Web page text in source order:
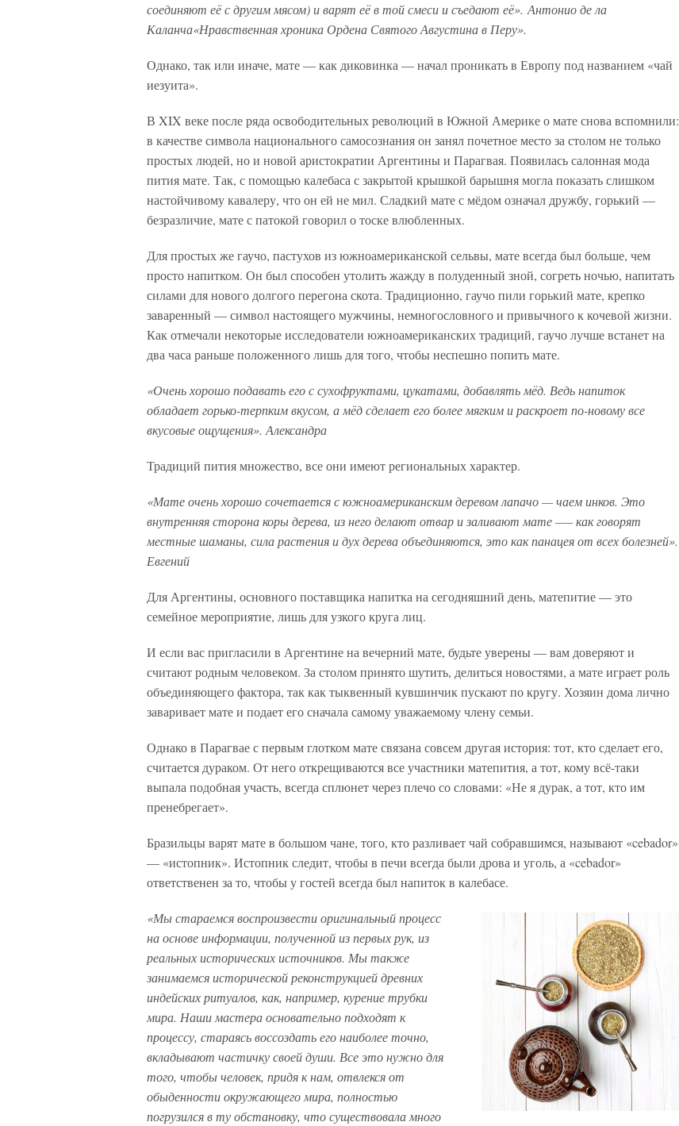
соединяют её с другим мясом) и варят её в той смеси и съедают её».Антонио де ла
Каланча«Нравственная хроника Ордена Святого Августина в Перу».
Однако, так или иначе, мате — как диковинка — начал проникать в Европу под названием «чай
иезуита».
В XIX веке после ряда освободительных революций в Южной Америке о мате снова вспомнили:
в качестве символа национального самосознания он занял почетное место за столом не только
простых людей, но и новой аристократии Аргентины и Парагвая. Появилась салонная мода
пития мате. Так, с помощью калебаса с закрытой крышкой барышня могла показать слишком
настойчивому кавалеру, что он ей не мил. Сладкий мате с мёдом означал дружбу, горький —
безразличие, мате с патокой говорил о тоске влюбленных.
Для простых же гаучо, пастухов из южноамериканской сельвы, мате всегда был больше, чем
просто напитком. Он был способен утолить жажду в полуденный зной, согреть ночью, напитать
силами для нового долгого перегона скота. Традиционно, гаучо пили горький мате, крепко
заваренный — символ настоящего мужчины, немногословного и привычного к кочевой жизни.
Как отмечали некоторые исследователи южноамериканских традиций, гаучо лучше встанет на
два часа раньше положенного лишь для того, чтобы неспешно попить мате.
«Очень хорошо подавать его с сухофруктами, цукатами, добавлять мёд. Ведь напиток
обладает горько-терпким вкусом, а мёд сделает его более мягким и раскроет по-новому все
вкусовые ощущения». Александра
Традиций пития множество, все они имеют региональных характер.
«Мате очень хорошо сочетается с южноамериканским деревом лапачо — чаем инков. Это
внутренняя сторона коры дерева, из него делают отвар и заливают мате –— как говорят
местные шаманы, сила растения и дух дерева объединяются, это как панацея от всех болезней».
Евгений
Для Аргентины, основного поставщика напитка на сегодняшний день, матепитие — это
семейное мероприятие, лишь для узкого круга лиц.
И если вас пригласили в Аргентине на вечерний мате, будьте уверены — вам доверяют и
считают родным человеком. За столом принято шутить, делиться новостями, а мате играет роль
объединяющего фактора, так как тыквенный кувшинчик пускают по кругу. Хозяин дома лично
заваривает мате и подает его сначала самому уважаемому члену семьи.
Однако в Парагвае с первым глотком мате связана совсем другая история: тот, кто сделает его,
считается дураком. От него открещиваются все участники матепития, а тот, кому всё-таки
выпала подобная участь, всегда сплюнет через плечо со словами: «Не я дурак, а тот, кто им
пренебрегает».
Бразильцы варят мате в большом чане, того, кто разливает чай собравшимся, называют «cebador»
— «истопник». Истопник следит, чтобы в печи всегда были дрова и уголь, а «cebador»
ответственен за то, чтобы у гостей всегда был напиток в калебасе.
«Мы стараемся воспроизвести оригинальный процесс
на основе информации, полученной из первых рук, из
реальных исторических источников. Мы также
занимаемся исторической реконструкцией древних
индейских ритуалов, как, например, курение трубки
мира. Наши мастера основательно подходят к
процессу, стараясь воссоздать его наиболее точно,
вкладывают частичку своей души. Все это нужно для
того, чтобы человек, придя к нам, отвлекся от
обыденности окружающего мира, полностью
погрузился в ту обстановку, что существовала много